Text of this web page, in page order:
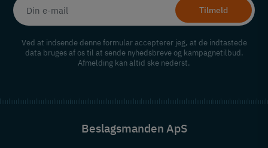
Tilmeld
Ved at indsende denne formular accepterer jeg, at de indtastede
data bruges af os til at sende nyhedsbreve og kampagnetilbud.
Afmelding kan altid ske nederst.
Beslagsmanden ApS